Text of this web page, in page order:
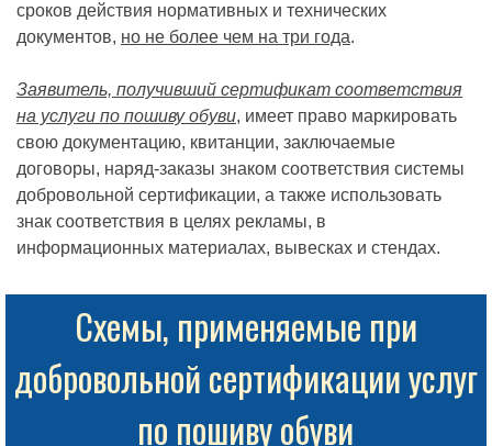
сроков действия нормативных и технических
документов, но не более чем на три года.
Заявитель, получивший сертификат соответствия
на услуги по пошиву обуви, имеет право маркировать
свою документацию, квитанции, заключаемые
договоры, наряд-заказы знаком соответствия системы
добровольной сертификации, а также использовать
знак соответствия в целях рекламы, в
информационных материалах, вывесках и стендах.
Схемы, применяемые при
добровольной сертификации услуг
по пошиву обуви